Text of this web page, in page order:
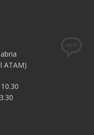
ATAM)